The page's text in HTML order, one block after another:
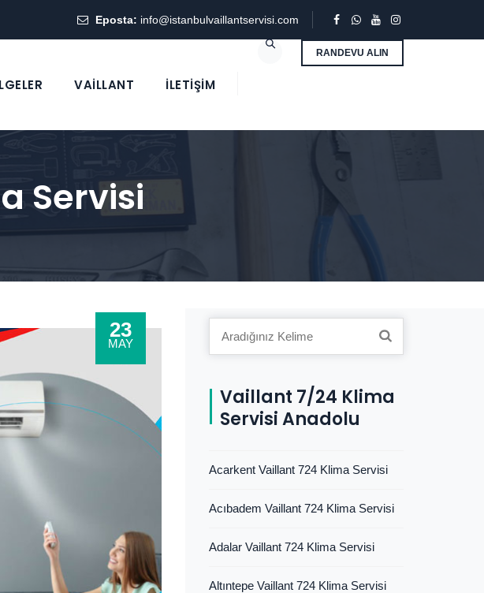
Eposta: info@istanbulvaillantservisi.com
RANDEVU ALIN
VAİLLANT İLETIŞIM
Servisi
23
MAY
Vaillant 7/24 Klima
Servisi Anadolu
Acarkent Vaillant 724 Klima Servisi
Acıbadem Vaillant 724 Klima Servisi
Adalar Vaillant 724 Klima Servisi
Altıntepe Vaillant 724 Klima Servisi